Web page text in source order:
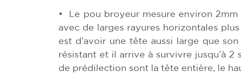
• Le pou broyeur mesure environ 2mm
avec de larges rayures horizontales
est d’avoir une tête aussi large que
résistant et il arrive à survivre jusqu’à 2
de prédilection sont la tête entière, le